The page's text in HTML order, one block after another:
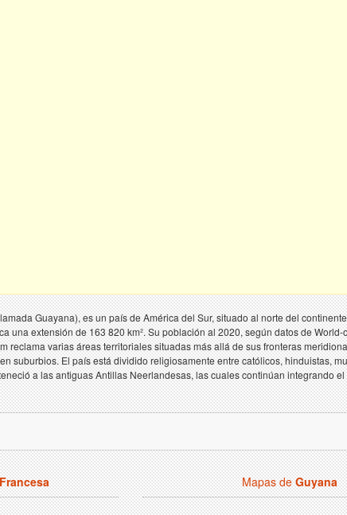
Guayana), es un país de América del Sur, situado al norte del
una extensión de 163 820 km². Su población al 2020, según datos de World-
varias áreas territoriales situadas más allá de sus fronteras
suburbios. El país está dividido religiosamente entre católicos, hinduistas,
a las antiguas Antillas Neerlandesas, las cuales continúan integrando
Mapas deGuyana